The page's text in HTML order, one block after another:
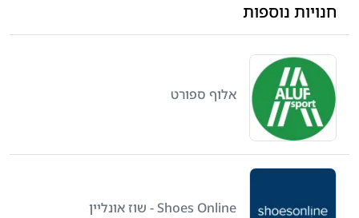
חנויות נוספות
אלוף ספורט
Shoes Online - שוז אונליין